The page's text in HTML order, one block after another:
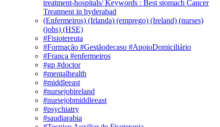
treatment-hospitals/ Keywords : Best stomach Cancer
Treatment in hyderabad
(Enfermeiros) (Irlanda) (emprego) (Ireland) (nurses)
(jobs) (HSE)
#Fisiotereuta
#Formação #Gestãodecaso #ApoioDomiciliário
#França #enfermeiros
#gp #doctor
#mentalhealth
#middleeast
#nursejobireland
#nursejobmiddleeast
#psychiatry
#saudiarabia